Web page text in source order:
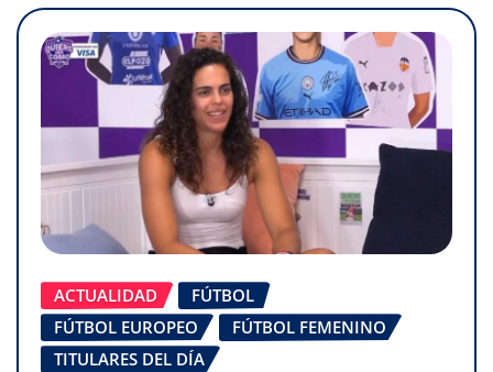
ACTUALIDAD
FÚTBOL
FÚTBOL EUROPEO
FÚTBOL FEMENINO
TITULARES DEL DÍA